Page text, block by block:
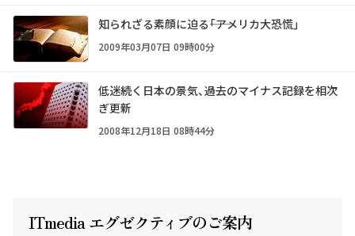
知られざる素顔に迫る――「アメリカ大恐慌」
2009年03月07日 09時00分
低迷続く日本の景気、過去のマイナス記録を相次
ぎ更新
2008年12月18日 08時44分
ITmedia エグゼクティ ブのご案内